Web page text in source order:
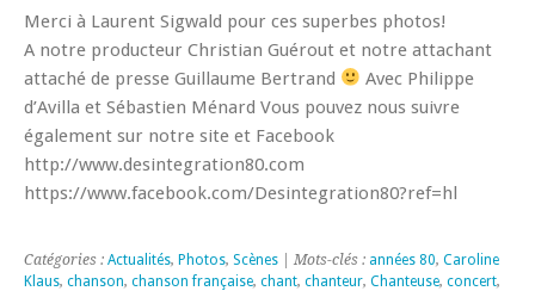
Merci à Laurent Sigwald pour ces superbes photos!
A notre producteur Christian Guérout et notre attachant
attaché de presse Guillaume Bertrand
Avec Philippe
d’Avilla et Sébastien Ménard Vous pouvez nous suivre
également sur notre site et Facebook
http://www.desintegration80.com
https://www.facebook.com/Desintegration80?ref=hl
Catégories : Actualités, Photos, Scènes | Mots-clés : années 80, Caroline
Klaus, chanson, chanson française, chant, chanteur, Chanteuse, concert,